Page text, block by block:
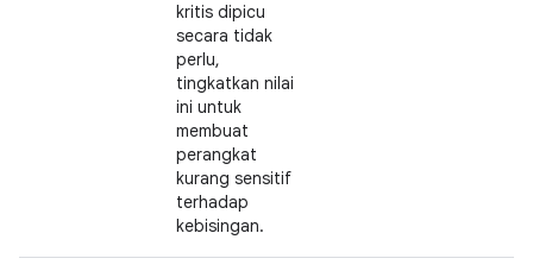
kritis dipicu
secara tidak
perlu,
tingkatkan nilai
ini untuk
membuat
perangkat
kurang sensitif
terhadap
kebisingan.